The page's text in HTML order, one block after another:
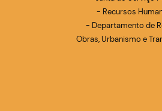
- Recursos
- Departamento de
Obras, Urbanismo e